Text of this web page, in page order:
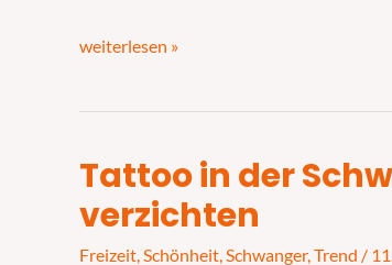
weiterlesen »
Tattoo in der
verzichten
Freizeit,Schönheit,Schwanger,Trend /
Tattoo
in